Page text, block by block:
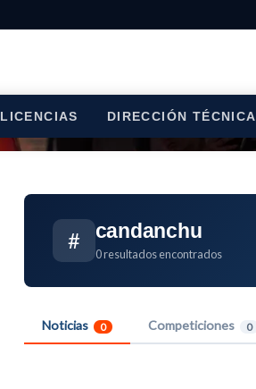
LICENCIAS DIRECCIÓN TÉCNICA
# candanchu
0 resultados encontrados
Noticias 0 Competiciones 0